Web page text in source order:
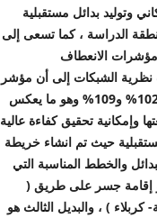
بدائل مستقبلية
الدراسة ، كما تسعى إلى
مؤشرات الانعطاف
الشبكات إلى أن مؤشر
الانعطاف في شبكة الطرق الرئيسة بمنطقة الدراسة بلغ 102% و109% وهو ما يعكس
وإمكانية تحقيق كفاءة عالية
حيث تم انشاء خريطة
والخطط المناسبة التي
إقامة جسر على طريق (
) ، والبديل الثالث هو